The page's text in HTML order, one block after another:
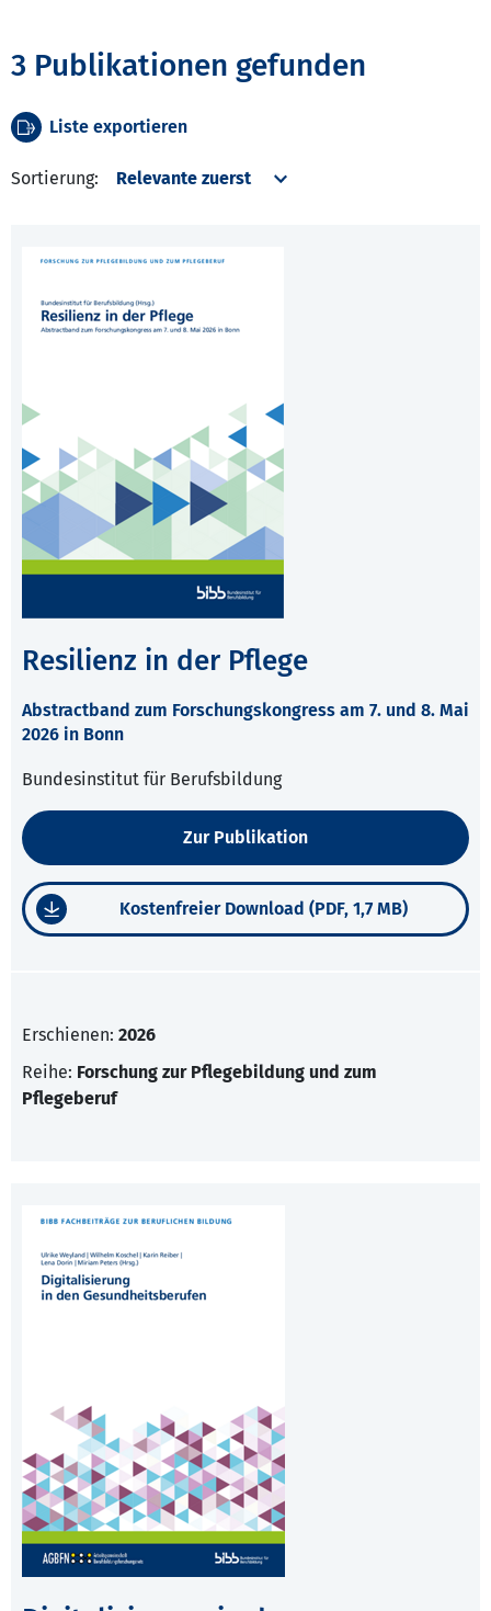
3 Publikationen gefunden
Liste exportieren
Sortierung:
Resilienz in der Pflege
Abstractband zum Forschungskongress am 7. und 8. Mai
2026 in Bonn
Bundesinstitut für Berufsbildung
Zur Publikation
Kostenfreier Download (PDF, 1,7 MB)
Erschienen: 2026
Reihe: Forschung zur Pflegebildung und zum
Pflegeberuf